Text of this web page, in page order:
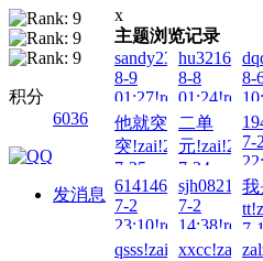
积分
6036
发消息
x
主题浏览记录
sandy23!zai!2026-
8-9
01:27!read!
8-8
01:24!read!
8-
他就突
突!zai!2026-
7-25
11:29!read!
二单
元
7-24
22:01!read!
7-
7-2
23:10!read!
7-2
14:38!read!
我
7-1
qsss!zai!2026-